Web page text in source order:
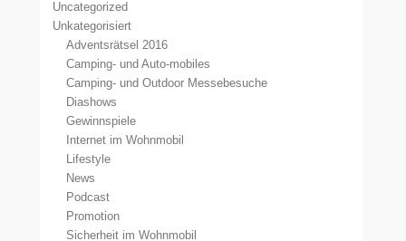
Uncategorized
Unkategorisiert
Adventsrätsel 2016
Camping- und Auto-mobiles
Camping- und Outdoor Messebesuche
Diashows
Gewinnspiele
Internet im Wohnmobil
Lifestyle
News
Podcast
Promotion
Sicherheit im Wohnmobil